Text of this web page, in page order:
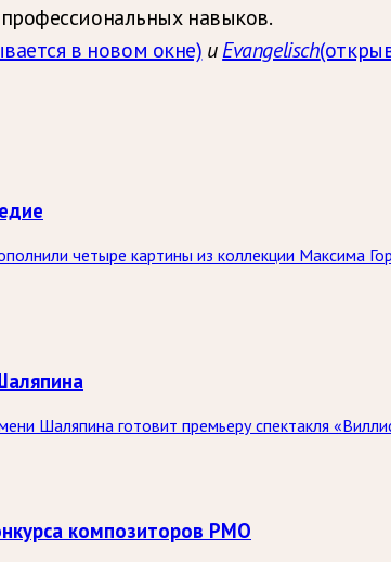
навыков.
в новом окне) иEvangelisch
четыре картины из коллекции Максима
Шаляпина готовит премьеру спектакля
композиторов РМО